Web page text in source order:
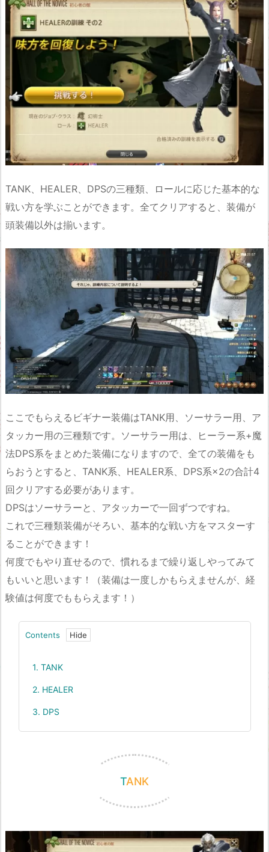
TANK、HEALER、DPSの三種類、ロールに応じた基本的な
戦い方を学ぶことができます。全てクリアすると、装備が
頭装備以外は揃います。
ここでもらえるビギナー装備はTANK用、ソーサラー用、ア
タッカー用の三種類です。ソーサラー用は、ヒーラー系+魔
法DPS系をまとめた装備になりますので、全ての装備をも
らおうとすると、TANK系、HEALER系、DPS系×2の合計4
回クリアする必要があります。
DPSはソーサラーと、アタッカーで一回ずつですね。
これで三種類装備がそろい、基本的な戦い方をマスターす
ることができます！
何度でもやり直せるので、慣れるまで繰り返しやってみて
もいいと思います！（装備は一度しかもらえませんが、経
験値は何度でももらえます！）
Contents
1. TANK
2. HEALER
3. DPS
TANK